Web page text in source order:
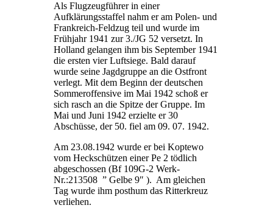
Als Flugzeugführer in einer
Aufklärungsstaffel nahm er am Polen- und
Frankreich-Feldzug teil und wurde im
Frühjahr 1941 zur 3./JG 52 versetzt. In
Holland gelangen ihm bis September 1941
die ersten vier Luftsiege. Bald darauf
wurde seine Jagdgruppe an die Ostfront
verlegt. Mit dem Beginn der deutschen
Sommeroffensive im Mai 1942 schoß er
sich rasch an die Spitze der Gruppe. Im
Mai und Juni 1942 erzielte er 30
Abschüsse, der 50. fiel am 09. 07. 1942.
Am 23.08.1942 wurde er bei Koptewo
vom Heckschützen einer Pe 2 tödlich
abgeschossen (Bf 109G-2 Werk-
Nr.:213508 ” Gelbe 9″ ). Am gleichen
Tag wurde ihm posthum das Ritterkreuz
verliehen.